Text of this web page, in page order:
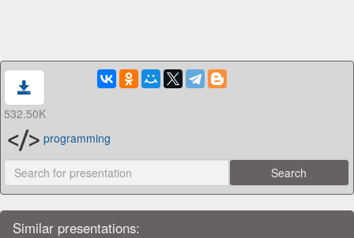
532.50K
programming
Similar presentations: